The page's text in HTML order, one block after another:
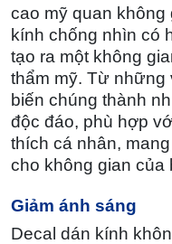
cao mỹ quan không
kính chống nhìn có
tạo ra một không
thẩm mỹ. Từ những
biến chúng thành
độc đáo, phù hợp
thích cá nhân,
cho không gian của
Giảm ánh sáng
Decal dán kính